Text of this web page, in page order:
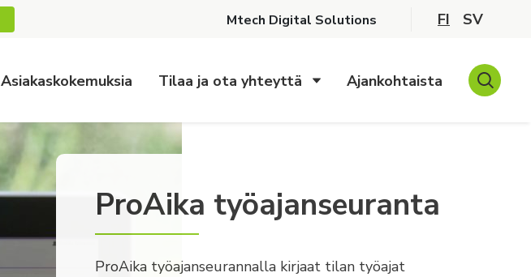
Mtech Digital Solutions FI SV
Asiakaskokemuksia Tilaa ja ota yhteyttä Ajankohtaista
ProAika työajanseuranta
ProAika työajanseurannalla kirjaat tilan työajat